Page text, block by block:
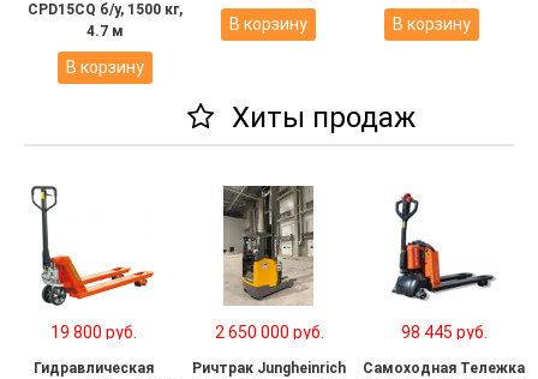
CPD15CQ б/у, 1500 кг,
4.7 м
В корзину
В корзину В корзину
Хиты продаж
19 800 руб.
Гидравлическая
2 650 000 руб.
Ричтрак Jungheinrich
98 445 руб.
Самоходная Тележка